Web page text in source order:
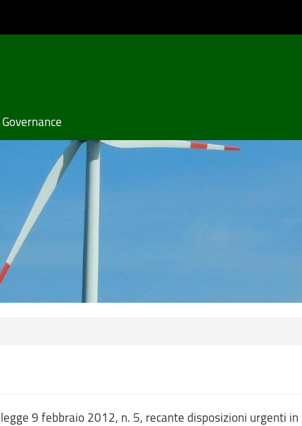
Governance
9 febbraio 2012, n. 5, recante disposizioni urgenti